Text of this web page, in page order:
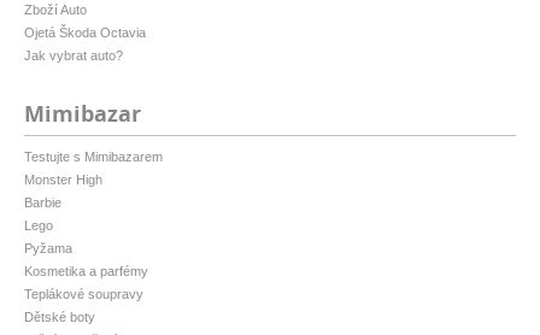
Zboží Auto
Ojetá Škoda Octavia
Jak vybrat auto?
Mimibazar
Testujte s Mimibazarem
Monster High
Barbie
Lego
Pyžama
Kosmetika a parfémy
Teplákové soupravy
Dětské boty